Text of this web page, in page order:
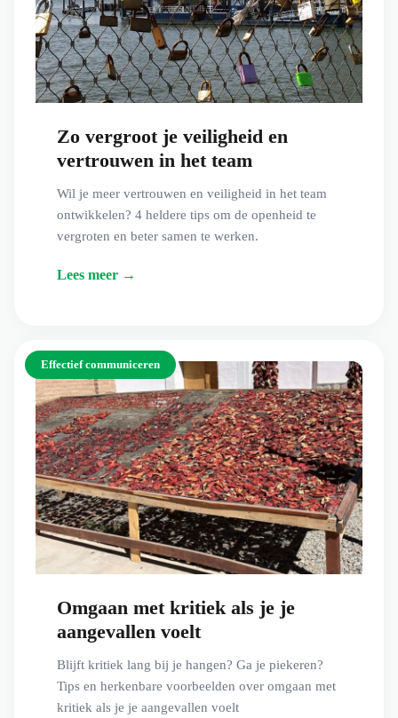
Zo vergroot je veiligheid en
vertrouwen in het team
Wil je meer vertrouwen en veiligheid in het team
ontwikkelen? 4 heldere tips om de openheid te
vergroten en beter samen te werken.
Lees meer →
Omgaan met kritiek als je je
aangevallen voelt
Effectief communiceren
Blijft kritiek lang bij je hangen? Ga je piekeren?
Tips en herkenbare voorbeelden over omgaan met
kritiek als je je aangevallen voelt